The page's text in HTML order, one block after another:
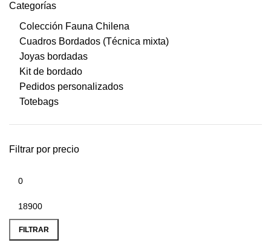
Categorías
Colección Fauna Chilena
Cuadros Bordados (Técnica mixta)
Joyas bordadas
Kit de bordado
Pedidos personalizados
Totebags
Filtrar por precio
FILTRAR